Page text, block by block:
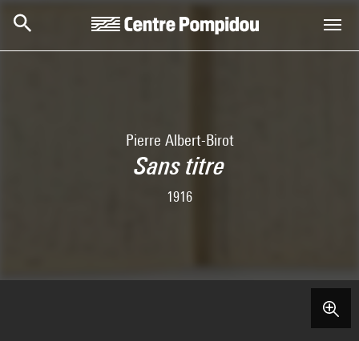
Pierre Albert-Birot
Sans titre
1916